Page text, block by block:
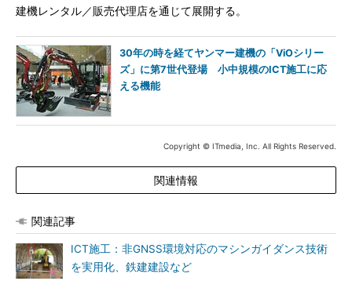
建機レンタル／販売代理店を通じて展開する。
30年の時を経てヤンマー建機の「ViOシリー
ズ」に第7世代登場 小中規模のICT施工に応
える機能
Copyright © ITmedia, Inc. All Rights Reserved.
関連情報
関連記事
ICT施工：非GNSS環境対応のマシンガイダンス技術
を実用化、鉄建建設など